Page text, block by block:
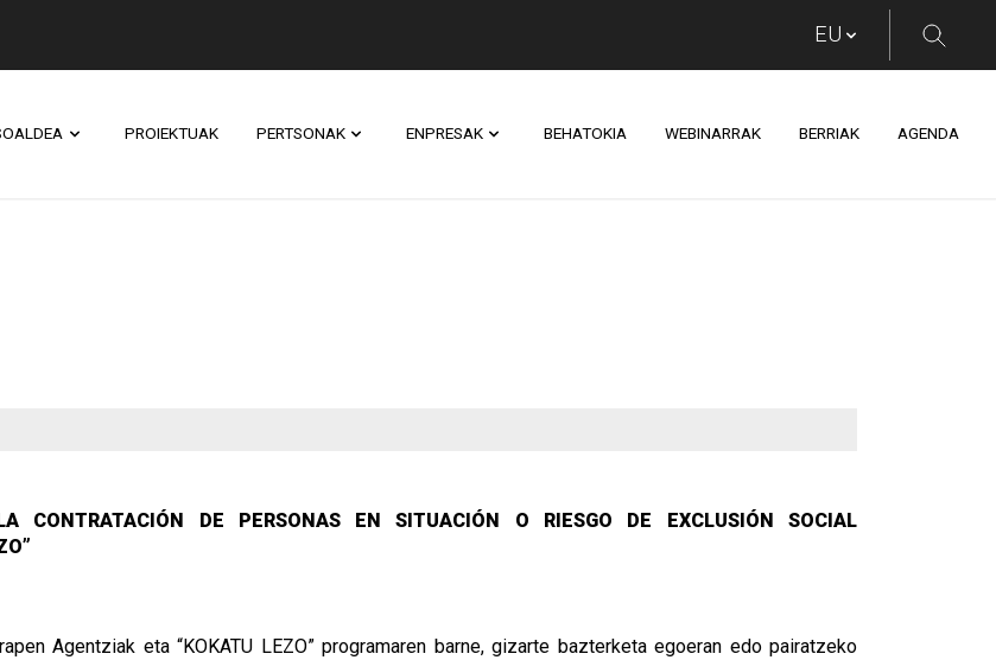
PROIEKTUAK PERTSONAK ENPRESAK BEHATOKIA WEBINARRAK BERRIAK AGENDA
CONTRATACIÓN DE PERSONAS EN SITUACIÓN O RIESGO DE EXCLUSIÓN SOCIAL
Agentziak eta “KOKATU LEZO” programaren barne, gizarte bazterketa egoeran edo pairatzeko